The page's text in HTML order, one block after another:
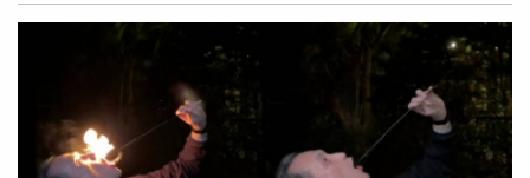
危機
是兩岸關係快速惡化、被全世界評為最危險的火藥庫，這不
但不是台灣人民所樂見，更非國際社會所樂見。鄭麗文強
調，國民黨有不可推卸的歷史任務，在這關鍵的時刻，證明
兩岸絕對可以透過和平的對話交流，奠定締造和平穩定的兩
岸關係，乃至成就區域的穩定關係以及全世界的和平，所以
此行意義重大，挑戰非凡。鄭麗文表示，從連主席2005年